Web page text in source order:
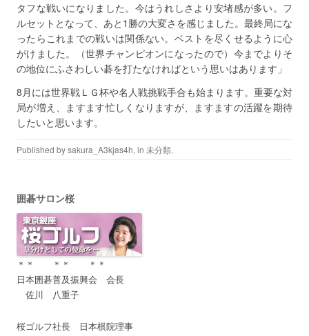
タフな戦いになりました。今はうれしさより安堵感が多い。フ
ルセットとなって、あと1勝の大変さを感じました。最終局にな
ったらこれまでの戦いは関係ない。ベストを尽くせるように心
がけました。（世界チャンピオンになったので）今までよりそ
の地位にふさわしい碁を打たなければという思いはあります」
8月には世界戦ＬＧ杯や名人戦挑戦手合も始まります。重要な対
局が増え、ますます忙しくなりますが、ますますの活躍を期待
したいと思います。
Published bysakura_A3kjas4h, in 未分類.
囲碁サロン桜
＊＊ ＊＊ ＊＊
日本囲碁普及振興会 会長
佐川 八重子
桜ゴルフ社長 日本棋院理事